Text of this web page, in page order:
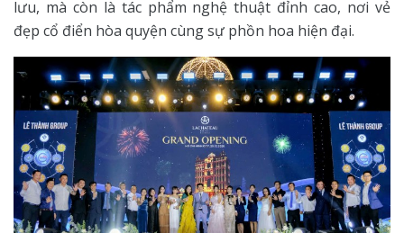
lưu, mà còn là tác phẩm nghệ thuật đỉnh cao, nơi vẻ
đẹp cổ điển hòa quyện cùng sự phồn hoa hiện đại.